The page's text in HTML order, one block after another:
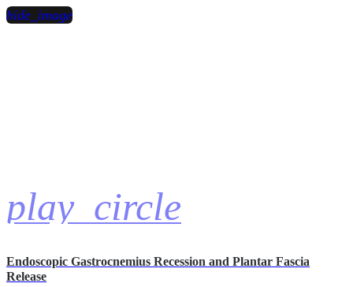
play_circle
hide_image
Endoscopic Gastrocnemius Recession and Plantar Fascia
Release